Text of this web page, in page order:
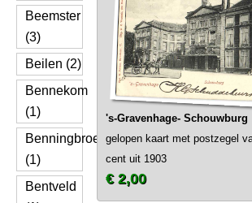
Beemster
(3)
Beilen (2)
Bennekom
(1)
Benningbroek
(1)
Bentveld
's-Gravenhage- Schouwburg
gelopen kaart met postzegel
cent uit 1903
€ 2,00